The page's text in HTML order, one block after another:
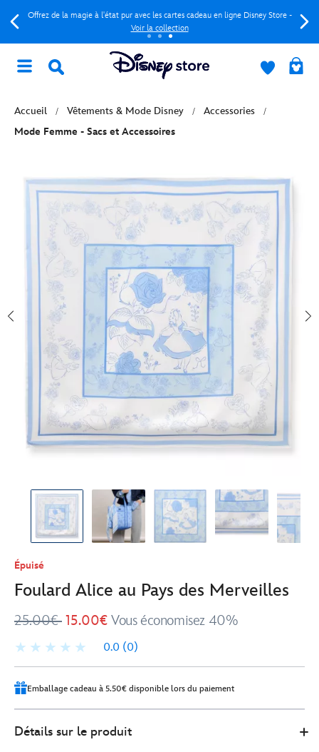
Offrez de la magie à l'état pur avec les cartes cadeau en ligne Disney Store -
Voir la collection
Accueil Vêtements & Mode Disney
Accessories
Mode Femme - Sacs et Accessoires
Épuisé
Foulard Alice au Pays des Merveilles
25.00€ 15.00€ Vous économisez 40%
0.0 (0)
Emballage cadeau à 5.50€ disponible lors du paiement
15.00
Détails sur le produit